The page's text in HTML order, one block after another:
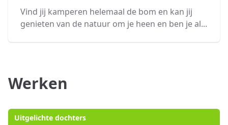
Vind jij kamperen helemaal de bom en kan jij
genieten van de natuur om je heen en ben je al...
Werken
Uitgelichte dochters